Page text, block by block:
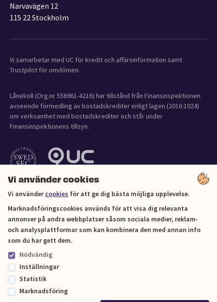
Vi använder cookies
Vi användercookies för att ge dig bästa möjliga upplevelse.
Marknadsföringscookies används för att visa dig relevanta
annonser på andra webbplatser såsom sociala medier, reklam-
och analysplattformar som kan kombinera den med annan info
som du har gett dem.
Nödvändig
Inställningar
Statistik
Marknadsföring
Narvavägen 12
115 22 Stockholm
Vi samarbetar med UC för kredit och affärsinformation samt
Trustpilot för omdömen.
Lånekoll (Org.nr 556961-4216) har tillstånd från Finansinspektionen
avseende förmedling av bostadskrediter enligt lagen (2016:1024)
om verksamhet med bostadskrediter och står under
Finansinspektionens tillsyn.
Cookies
Sitemap
© Lånekoll 2026